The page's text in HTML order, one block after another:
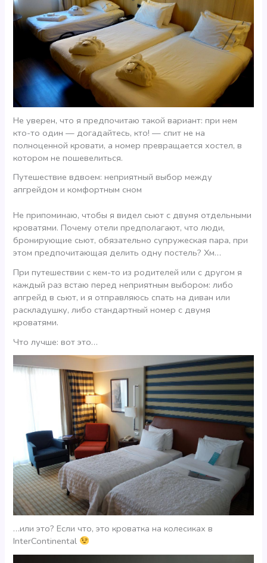
Не уверен, что я предпочитаю такой вариант: при нем
кто-то один — догадайтесь, кто! — спит не на
полноценной кровати, а номер превращается хостел, в
котором не пошевелиться.
Путешествие вдвоем: неприятный выбор между
апгрейдом и комфортным сном
Не припоминаю, чтобы я видел сьют с двумя отдельными
кроватями. Почему отели предполагают, что люди,
бронирующие сьют, обязательно супружеская пара, при
этом предпочитающая делить одну постель? Хм…
При путешествии с кем-то из родителей или с другом я
каждый раз встаю перед неприятным выбором: либо
апгрейд в сьют, и я отправляюсь спать на диван или
раскладушку, либо стандартный номер с двумя
кроватями.
Что лучше: вот это…
…или это? Если что, это кроватка на колесиках в
InterContinental